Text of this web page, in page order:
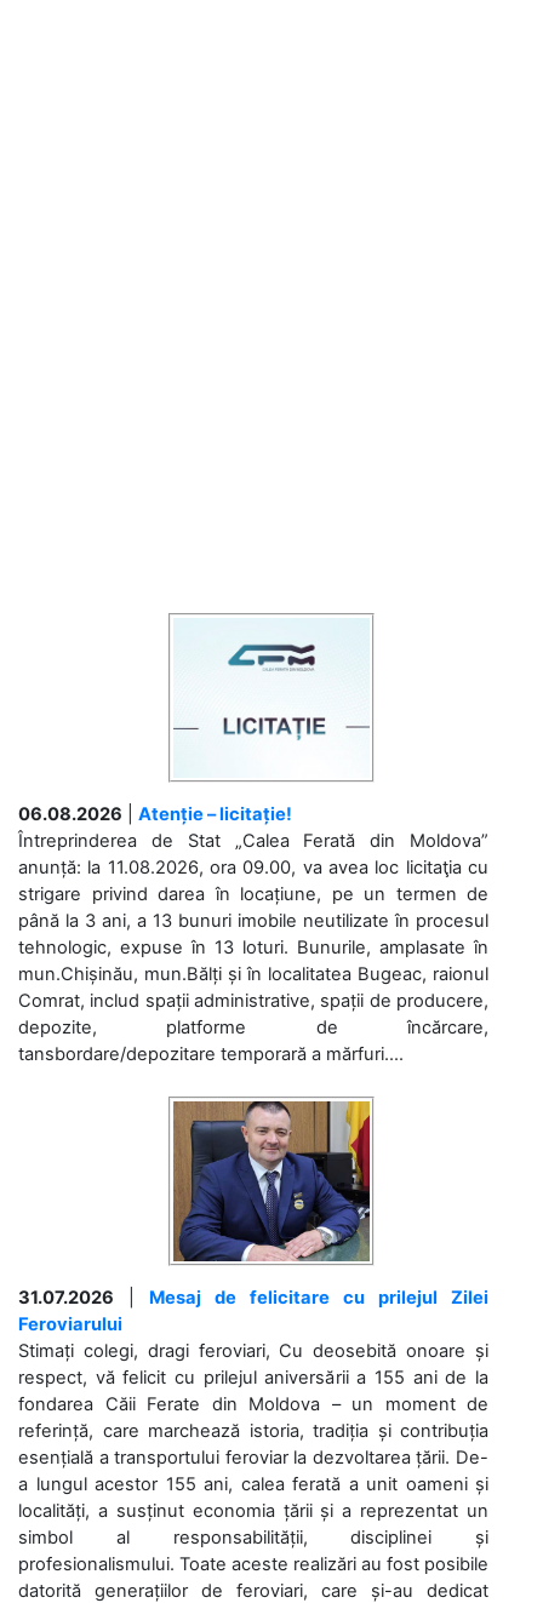
06.08.2026
Atenție – licitație!
Întreprinderea de Stat „Calea Ferată din Moldova”
anunță: la 11.08.2026, ora 09.00, va avea loc licitaţia cu
strigare privind darea în locațiune, pe un termen de
până la 3 ani, a 13 bunuri imobile neutilizate în procesul
tehnologic, expuse în 13 loturi. Bunurile, amplasate în
mun.Chișinău, mun.Bălți și în localitatea Bugeac, raionul
Comrat, includ spații administrative, spații de producere,
depozite, platforme de încărcare,
tansbordare/depozitare temporară a mărfuri....
31.07.2026
Mesaj de felicitare cu prilejul Zilei
Feroviarului
Stimați colegi, dragi feroviari, Cu deosebită onoare și
respect, vă felicit cu prilejul aniversării a 155 ani de la
fondarea Căii Ferate din Moldova – un moment de
referință, care marchează istoria, tradiția și contribuția
esențială a transportului feroviar la dezvoltarea țării. De-
a lungul acestor 155 ani, calea ferată a unit oameni și
localități, a susținut economia țării și a reprezentat un
simbol al responsabilității, disciplinei și
profesionalismului. Toate aceste realizări au fost posibile
datorită generațiilor de feroviari, care și-au dedicat